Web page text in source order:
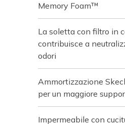
Memory Foam™
La soletta con filtro in
contribuisce a
odori
Ammortizzazione
per un maggiore
Impermeabile con